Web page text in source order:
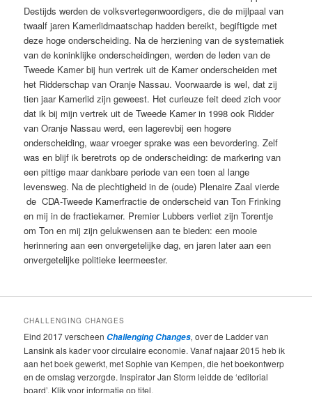
Destijds werden de volksvertegenwoordigers, die de mijlpaal van
twaalf jaren Kamerlidmaatschap hadden bereikt, begiftigde met
deze hoge onderscheiding. Na de herziening van de systematiek
van de koninklijke onderscheidingen, werden de leden van de
Tweede Kamer bij hun vertrek uit de Kamer onderscheiden met
het Ridderschap van Oranje Nassau. Voorwaarde is wel, dat zij
tien jaar Kamerlid zijn geweest. Het curieuze feit deed zich voor
dat ik bij mijn vertrek uit de Tweede Kamer in 1998 ook Ridder
van Oranje Nassau werd, een lagerevbij een hogere
onderscheiding, waar vroeger sprake was een bevordering. Zelf
was en blijf ik beretrots op de onderscheiding: de markering van
een pittige maar dankbare periode van een toen al lange
levensweg. Na de plechtigheid in de (oude) Plenaire Zaal vierde
de CDA-Tweede Kamerfractie de onderscheid van Ton Frinking
en mij in de fractiekamer. Premier Lubbers verliet zijn Torentje
om Ton en mij zijn gelukwensen aan te bieden: een mooie
herinnering aan een onvergetelijke dag, en jaren later aan een
onvergetelijke politieke leermeester.
CHALLENGING CHANGES
Eind 2017 verscheen Challenging Changes, over de Ladder van
Lansink als kader voor circulaire economie. Vanaf najaar 2015 heb ik
aan het boek gewerkt, met Sophie van Kempen, die het boekontwerp
en de omslag verzorgde. Inspirator Jan Storm leidde de ‘editorial
board’. Klik voor informatie op titel.